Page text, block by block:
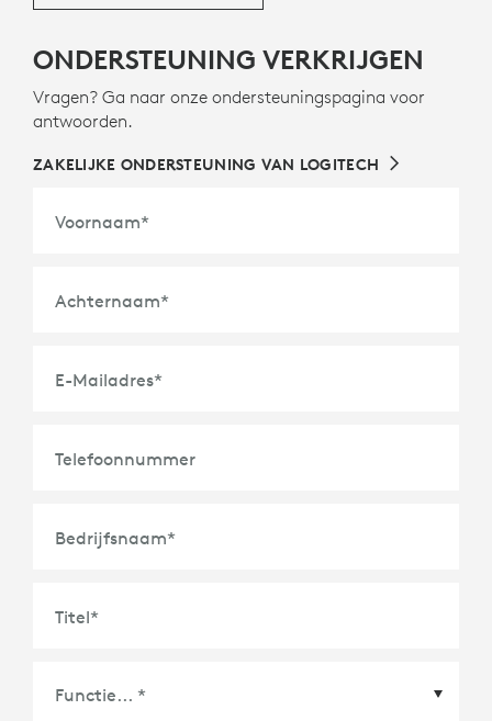
ONDERSTEUNING VERKRIJGEN
Vragen? Ga naar onze ondersteuningspagina voor
antwoorden.
ZAKELIJKE ONDERSTEUNING VAN LOGITECH
Voornaam*
Achternaam*
E-Mailadres*
Telefoonnummer
Bedrijfsnaam*
Titel*